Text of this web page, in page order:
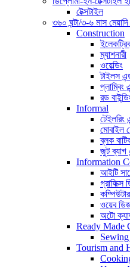
টেক্সটাইল
৩৬০ ঘন্টা/৩-৬ মাস
Construction
ম্যাশনারী
ওয়েল্ডিং
টাইলস
প্লাম্বিং
রড
Informal
টেইলরিং
মোবাইল
ব্লক
জুট ব্যাগ
Information
আইটি
গ্রাফিক্স
ওয়েব
অটো
Ready Made
Tourism and